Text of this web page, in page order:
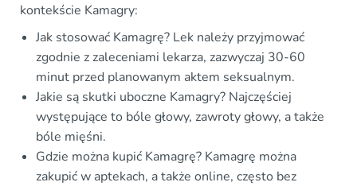
kontekście Kamagry:
Jak stosować Kamagrę? Lek należy przyjmować
zgodnie z zaleceniami lekarza, zazwyczaj 30-60
minut przed planowanym aktem seksualnym.
Jakie są skutki uboczne Kamagry? Najczęściej
występujące to bóle głowy, zawroty głowy, a także
bóle mięśni.
Gdzie można kupić Kamagrę? Kamagrę można
zakupić w aptekach, a także online, często bez